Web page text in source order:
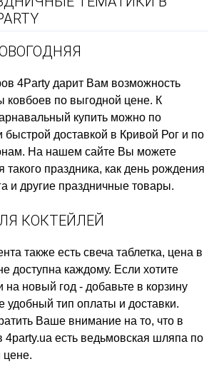
4Party дарит Вам возможность
ковбоев по выгодной цене. К
купить можно по
быстрой доставкой в Кривой Рог и по
На нашем сайте Вы можете
праздника, как день рождения
и другие праздничные товары.
КОКТЕЙЛЕЙ
также есть свеча таблетка, цена в
доступна каждому. Если хотите
на новый год - добавьте в корзину
удобный тип оплаты и доставки.
Ваше внимание на то, что в
4party.ua есть ведьмовская шляпа по
цене.